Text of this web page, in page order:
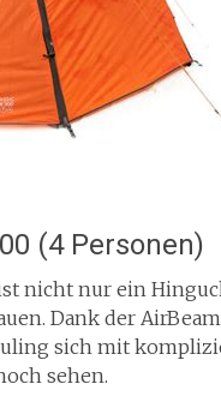
(4 Personen)
nicht nur ein
Dank der
sich mit
sehen.